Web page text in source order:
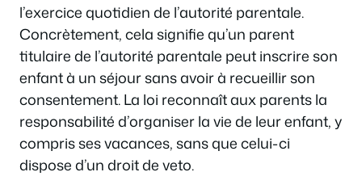
l’exercice quotidien de l’autorité parentale.
Concrètement, cela signifie qu’un parent
titulaire de l’autorité parentale peut inscrire son
enfant à un séjour sans avoir à recueillir son
consentement. La loi reconnaît aux parents la
responsabilité d’organiser la vie de leur enfant, y
compris ses vacances, sans que celui-ci
dispose d’un droit de veto.